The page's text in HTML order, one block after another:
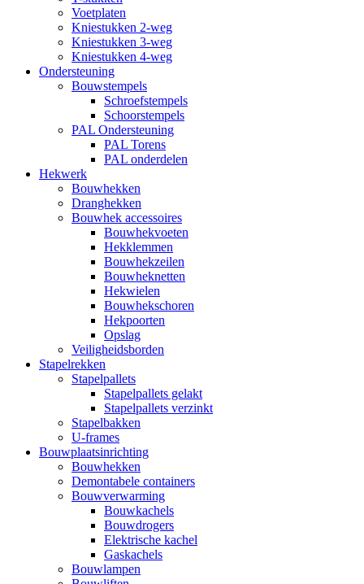
Voetplaten
Kniestukken 2-weg
Kniestukken 3-weg
Kniestukken 4-weg
Ondersteuning
Bouwstempels
Schroefstempels
Schoorstempels
PAL Ondersteuning
PAL Torens
PAL onderdelen
Hekwerk
Bouwhekken
Dranghekken
Bouwhek accessoires
Bouwhekvoeten
Hekklemmen
Bouwhekzeilen
Bouwheknetten
Hekwielen
Bouwhekschoren
Hekpoorten
Opslag
Veiligheidsborden
Stapelrekken
Stapelpallets
Stapelpallets gelakt
Stapelpallets verzinkt
Stapelbakken
U-frames
Bouwplaatsinrichting
Bouwhekken
Demontabele containers
Bouwverwarming
Bouwkachels
Bouwdrogers
Elektrische kachel
Gaskachels
Bouwlampen